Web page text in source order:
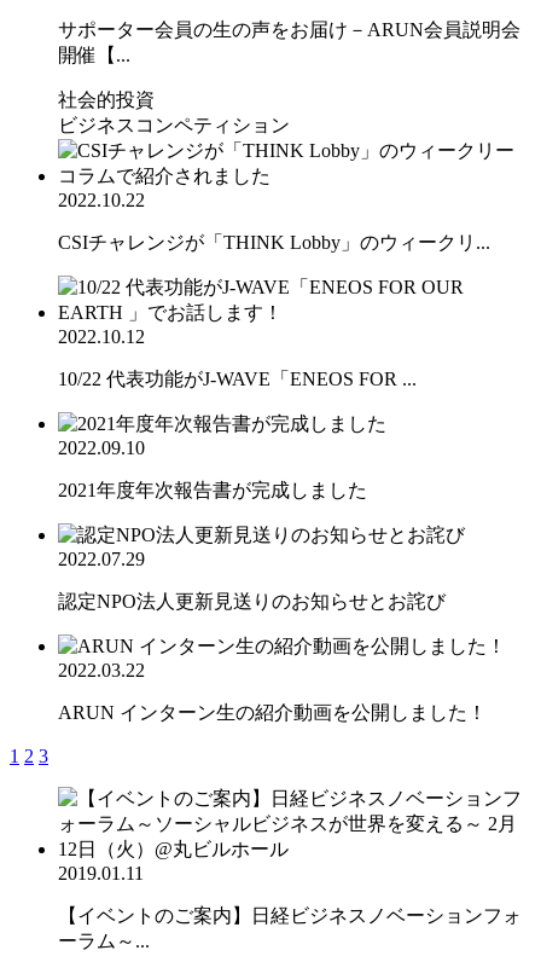
サポーター会員の生の声をお届け－ARUN会員説明会
開催【...
社会的投資
ビジネスコンペティション
2022.10.22
CSIチャレンジが「THINK Lobby」のウィークリ...
2022.10.12
10/22 代表功能がJ-WAVE「ENEOS FOR ...
2022.09.10
2021年度年次報告書が完成しました
2022.07.29
認定NPO法人更新見送りのお知らせとお詫び
2022.03.22
ARUN インターン生の紹介動画を公開しました！
1 2 3
2019.01.11
【イベントのご案内】日経ビジネスノベーションフォ
ーラム～...